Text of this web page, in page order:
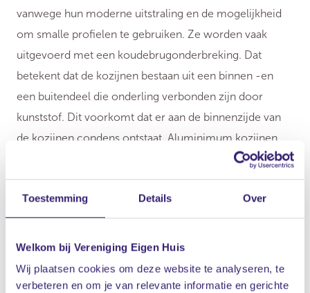
Toestemming Details Over
Welkom bij Vereniging Eigen Huis
Wij plaatsen cookies om deze website te analyseren, te
verbeteren en om je van relevante informatie en gerichte
vanwege hun moderne uitstraling en de mogelijkheid
om smalle profielen te gebruiken. Ze worden vaak
uitgevoerd met een koudebrugonderbreking. Dat
betekent dat de kozijnen bestaan uit een binnen -en
een buitendeel die onderling verbonden zijn door
kunststof. Dit voorkomt dat er aan de binnenzijde van
de kozijnen condens ontstaat. Aluminimum kozijnen
hebben net als kunststof kozijnen een lange levensduur.
Kies bij voorkeur voor aluminium kozijnen met een
VMRG keurmerk. Dit zijn kozijnen die voldoen aan
kwaliteitseisen van zowel de kozijnen als de montage.